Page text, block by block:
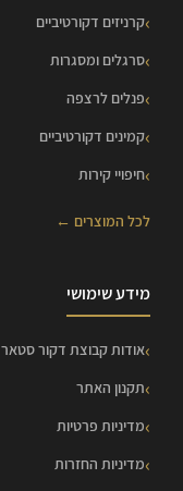
קרניזים דקורטיביים
סרגלים ומסגרות
פנלים לרצפה
קמינים דקורטיביים
חיפויי קירות
לכל המוצרים ←
מידע שימושי
אודות קבוצת דקור סטאר
תקנון האתר
מדיניות פרטיות
מדיניות החזרות